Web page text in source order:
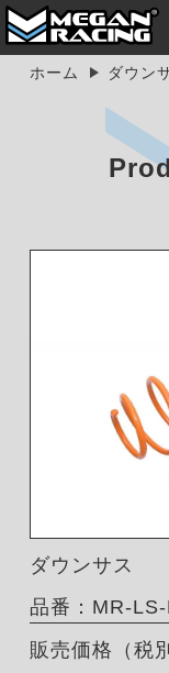
ホーム ダウン
ダウンサス
品番：MR-
販売価格（税